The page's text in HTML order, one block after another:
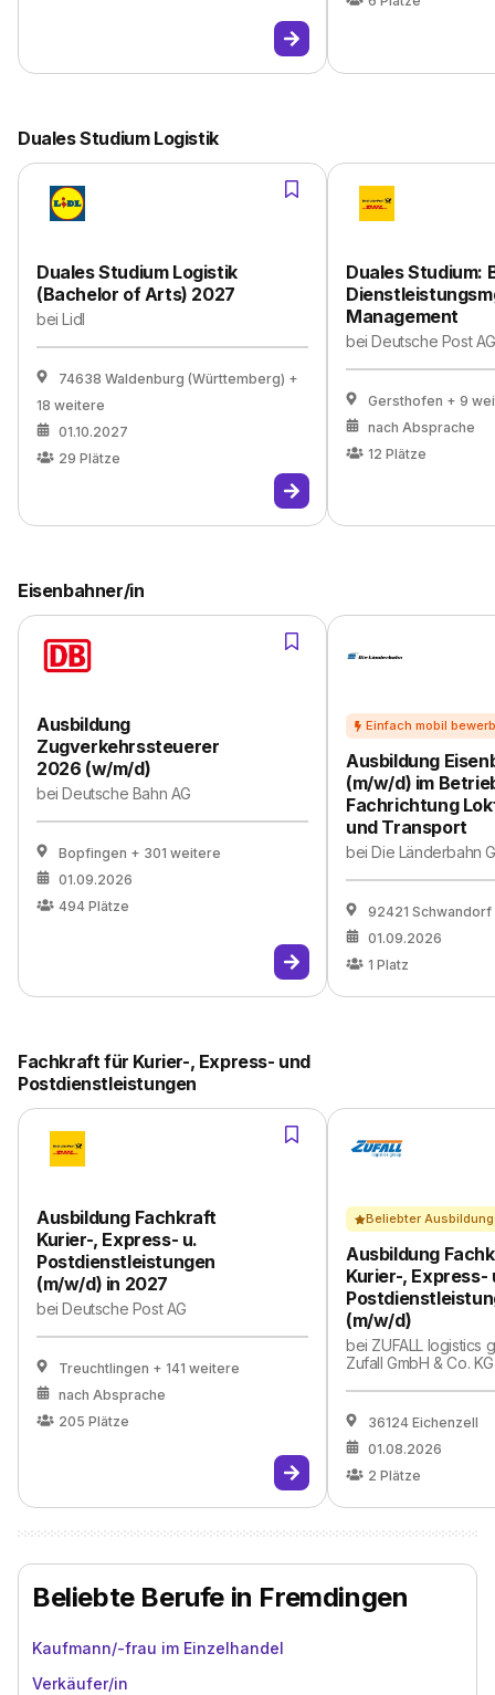
Duales Studium Logistik
Duales Studium Logistik
(Bachelor of Arts) 2027
beiLidl
74638 Waldenburg (Württemberg) +
18 weitere
01.10.2027
29 Plätze
Duales Studium:
Management
beiDeutsche Post
Gersthofen + 9
nach Absprache
12 Plätze
Eisenbahner/in
Ausbildung
Zugverkehrssteuerer
2026 (w/m/d)
beiDeutsche Bahn AG
Bopfingen + 301 weitere
01.09.2026
494 Plätze
Ausbildung
(m/w/d) im
Fachrichtung
und Transport
beiDie Länderbahn
92421 Schwandorf
01.09.2026
1 Platz
Fachkraft für Kurier-, Express- und
Postdienstleistungen
Ausbildung Fachkraft
Kurier-, Express- u.
Postdienstleistungen
(m/w/d) in 2027
beiDeutsche Post AG
Treuchtlingen + 141 weitere
nach Absprache
205 Plätze
Ausbildung
Kurier-, Express-
(m/w/d)
bei ZUFALL logistics
Zufall GmbH & Co.
36124 Eichenzell
01.08.2026
2 Plätze
Beliebter
Beliebte Berufe in Fremdingen
Kaufmann/-frau im Einzelhandel
Verkäufer/in